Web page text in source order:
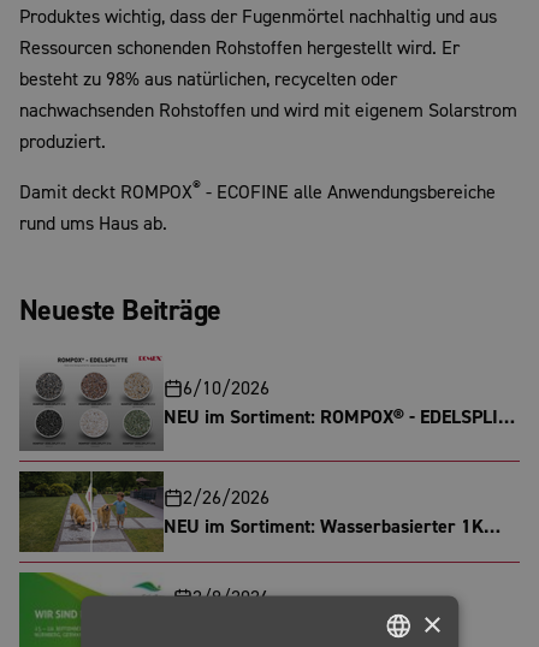
Produktes wichtig, dass der Fugenmörtel nachhaltig und aus
Ressourcen schonenden Rohstoffen hergestellt wird. Er
besteht zu 98% aus natürlichen, recycelten oder
nachwachsenden Rohstoffen und wird mit eigenem Solarstrom
produziert.
Damit deckt ROMPOX® - ECOFINE alle Anwendungsbereiche
rund ums Haus ab.
Neueste Beiträge
6/10/2026
NEU im Sortiment: ROMPOX® - EDELSPLITT
2/26/2026
NEU im Sortiment: Wasserbasierter 1K
2/9/2026
ROMEX® auf der GalaBau 2026×